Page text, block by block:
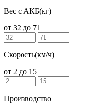
Вес c АКБ(кг)
от 32 до 71
Скорость(км/ч)
от 2 до 15
Производство